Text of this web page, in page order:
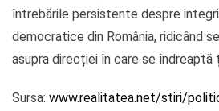
întrebările persistente despre
democratice din România, ridicând
asupra direcției în care se îndreaptă
Sursa: www.realitatea.net/stiri/